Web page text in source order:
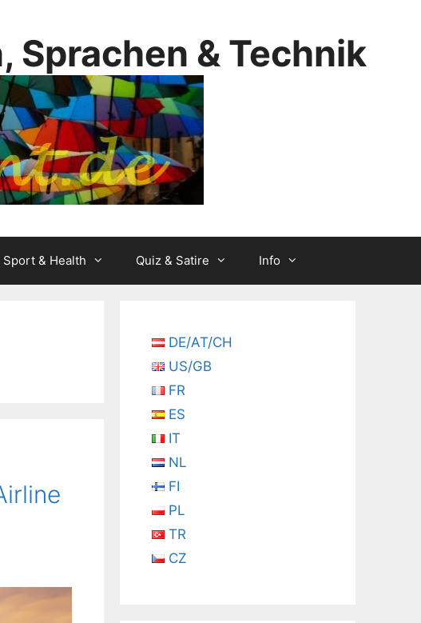
Sprachen & Technik
Sport & Health Quiz & Satire Info
DE/AT/CH
US/GB
FR
ES
IT
NL
FI
PL
TR
CZ